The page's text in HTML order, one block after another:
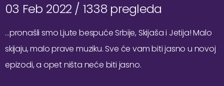
03 Feb 2022 / 1338 pregleda
…pronašli smo Ljute bespuće Srbije, Skijaša i Jetija! Malo
skijaju, malo prave muziku. Sve će vam biti jasno u novoj
epizodi, a opet ništa neće biti jasno.